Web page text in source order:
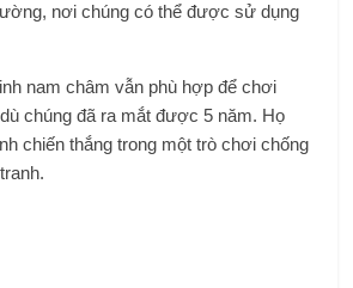
nơi chúng có thể được sử dụng
nam châm vẫn phù hợp để chơi
chúng đã ra mắt được 5 năm. Họ
chiến thắng trong một trò chơi chống